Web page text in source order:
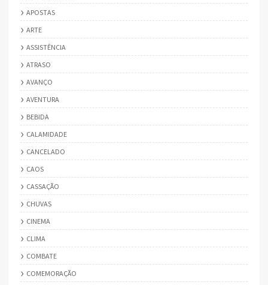
APOSTAS
ARTE
ASSISTÊNCIA
ATRASO
AVANÇO
AVENTURA
BEBIDA
CALAMIDADE
CANCELADO
CAOS
CASSAÇÃO
CHUVAS
CINEMA
CLIMA
COMBATE
COMEMORAÇÃO